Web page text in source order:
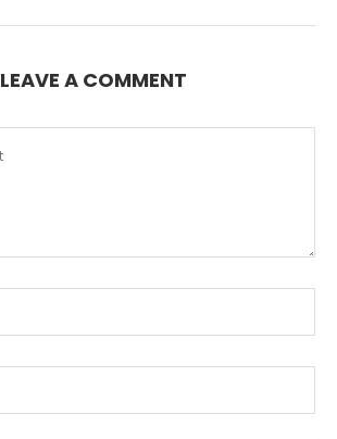
LEAVE A COMMENT